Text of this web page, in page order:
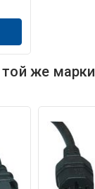
же марки